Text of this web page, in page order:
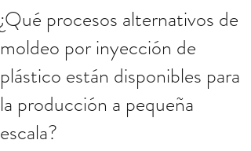
¿Qué procesos alternativos de
moldeo por inyección de
plástico están disponibles para
la producción a pequeña
escala?